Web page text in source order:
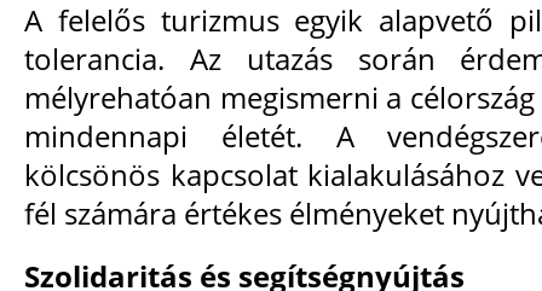
A felelős turizmus egyik alapvető
tolerancia. Az utazás során
mélyrehatóan megismerni a
mindennapi életét. A
kölcsönös kapcsolat kialakulásához
fél számára értékes élményeket
Szolidaritás és segítségnyújtás